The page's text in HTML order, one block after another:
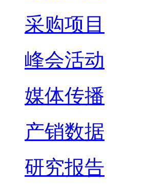
采购项目
峰会活动
媒体传播
产销数据
研究报告